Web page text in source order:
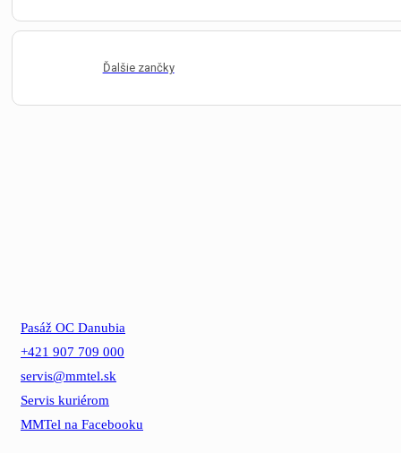
Ďalšie zančky
Pasáž OC Danubia
+421 907 709 000
servis@mmtel.sk
Servis kuriérom
MMTel na Facebooku